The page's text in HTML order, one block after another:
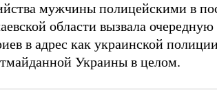
мужчины полицейскими в
области вызвала очередную
в адрес как украинской
Украины в целом.